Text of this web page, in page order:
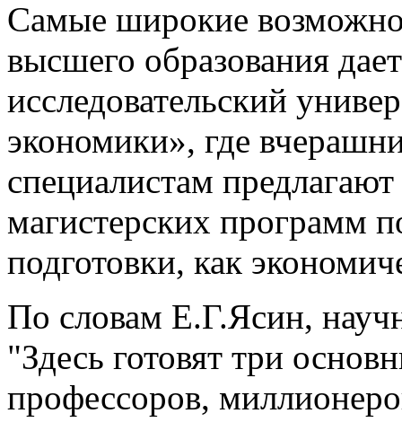
Самые широкие
высшего образования
исследовательский
экономики», где
специалистам
магистерских программ
подготовки, как
По словам Е.Г.Ясин,
"Здесь готовят три
профессоров,